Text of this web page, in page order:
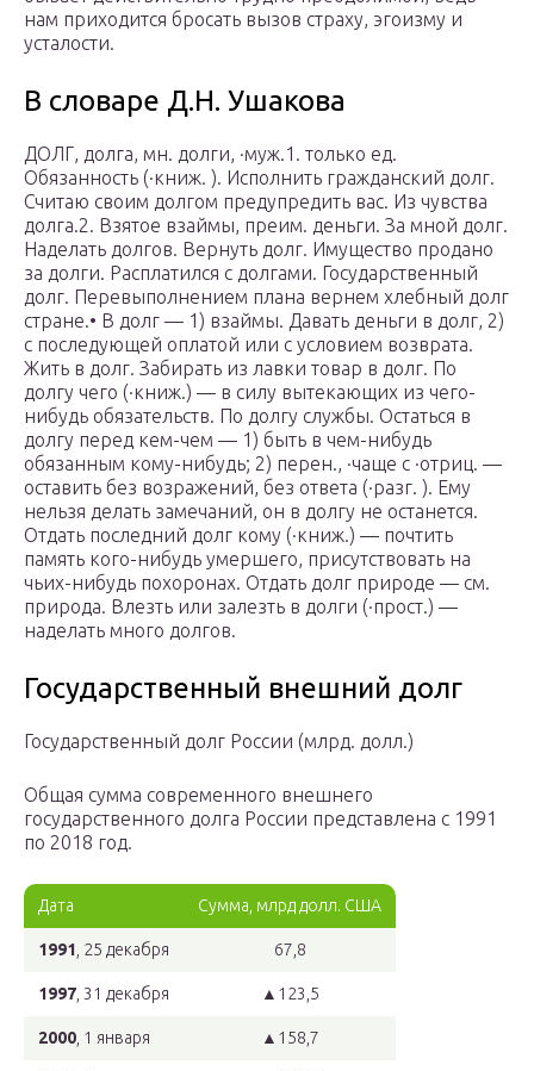
нам приходится бросать вызов страху, эгоизму и
усталости.
В словаре Д.Н. Ушакова
ДОЛГ, долга, мн. долги, ·муж.1. только ед.
Обязанность (·книж. ). Исполнить гражданский долг.
Считаю своим долгом предупредить вас. Из чувства
долга.2. Взятое взаймы, преим. деньги. За мной долг.
Наделать долгов. Вернуть долг. Имущество продано
за долги. Расплатился с долгами. Государственный
долг. Перевыполнением плана вернем хлебный долг
стране.• В долг — 1) взаймы. Давать деньги в долг, 2)
с последующей оплатой или с условием возврата.
Жить в долг. Забирать из лавки товар в долг. По
долгу чего (·книж.) — в силу вытекающих из чего-
нибудь обязательств. По долгу службы. Остаться в
долгу перед кем-чем — 1) быть в чем-нибудь
обязанным кому-нибудь; 2) перен., ·чаще с ·отриц. —
оставить без возражений, без ответа (·разг. ). Ему
нельзя делать замечаний, он в долгу не останется.
Отдать последний долг кому (·книж.) — почтить
память кого-нибудь умершего, присутствовать на
чьих-нибудь похоронах. Отдать долг природе — см.
природа. Влезть или залезть в долги (·прост.) —
наделать много долгов.
Государственный внешний долг
Государственный долг России (млрд. долл.)
Общая сумма современного внешнего
государственного долга России представлена c 1991
по 2018 год.
Дата Сумма, млрд долл. США
1991 , 25 декабря 67,8
1997 , 31 декабря ▲123,5
2000 , 1 января ▲158,7